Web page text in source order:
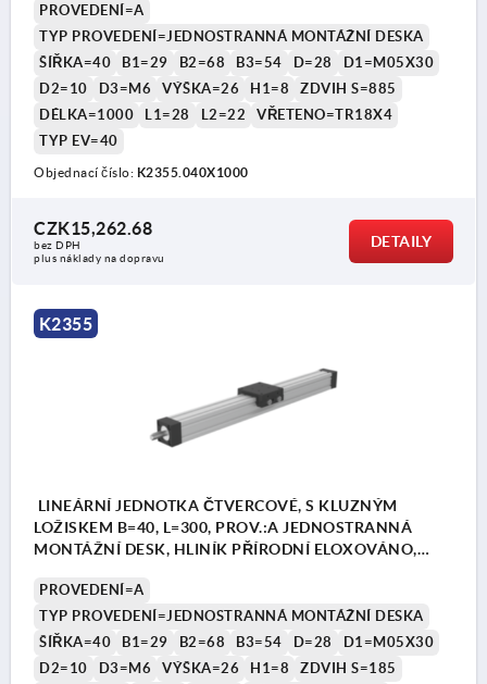
PROVEDENÍ=A
TYP PROVEDENÍ=JEDNOSTRANNÁ MONTÁŽNÍ DESKA
ŠÍŘKA=40
B1=29 B2=68 B3=54 D=28
D1=M05X30
D2=10
D3=M6 VÝŠKA=26 H1=8
ZDVIH S=885
DÉLKA=1000
L1=28 L2=22
VŘETENO=TR18X4
TYP EV=40
Objednací číslo: K2355.040X1000
CZK15,262.68
bez DPH
plus náklady na dopravu
DETAILY
K2355
LINEÁRNÍ JEDNOTKA ČTVERCOVÉ, S KLUZNÝM
LOŽISKEM B=40, L=300, PROV.:A JEDNOSTRANNÁ
MONTÁŽNÍ DESK, HLINÍK PŘÍRODNÍ ELOXOVÁNO,
PROVEDENÍ=A
TYP PROVEDENÍ=JEDNOSTRANNÁ MONTÁŽNÍ DESKA
ŠÍŘKA=40
B1=29 B2=68 B3=54 D=28
D1=M05X30
D2=10
D3=M6 VÝŠKA=26 H1=8
ZDVIH S=185